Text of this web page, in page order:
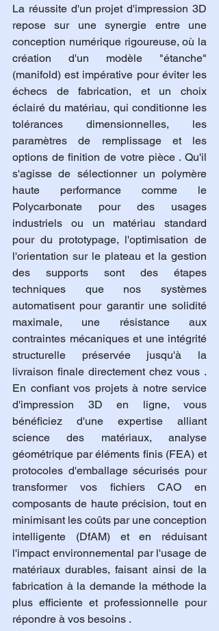
La réussite d'un projet d'impression 3D
repose sur une synergie entre une
conception numérique rigoureuse, où la
création d'un modèle "étanche"
(manifold) est impérative pour éviter les
échecs de fabrication, et un choix
éclairé du matériau, qui conditionne les
tolérances dimensionnelles, les
paramètres de remplissage et les
options de finition de votre pièce . Qu'il
s'agisse de sélectionner un polymère
haute performance comme le
Polycarbonate pour des usages
industriels ou un matériau standard
pour du prototypage, l'optimisation de
l'orientation sur le plateau et la gestion
des supports sont des étapes
techniques que nos systèmes
automatisent pour garantir une solidité
maximale, une résistance aux
contraintes mécaniques et une intégrité
structurelle préservée jusqu'à la
livraison finale directement chez vous .
En confiant vos projets à notre service
d'impression 3D en ligne, vous
bénéficiez d'une expertise alliant
science des matériaux, analyse
géométrique par éléments finis (FEA) et
protocoles d'emballage sécurisés pour
transformer vos fichiers CAO en
composants de haute précision, tout en
minimisant les coûts par une conception
intelligente (DfAM) et en réduisant
l'impact environnemental par l'usage de
matériaux durables, faisant ainsi de la
fabrication à la demande la méthode la
plus efficiente et professionnelle pour
répondre à vos besoins .